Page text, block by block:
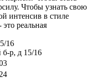
Чтобы узнать свою
интенсив в стиле
реальная
16
б-р, д 15/16